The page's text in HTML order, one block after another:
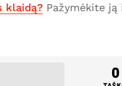
klaidą? Pažymėkite
0